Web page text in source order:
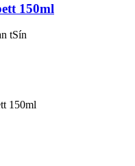
150ml
tSín
150ml